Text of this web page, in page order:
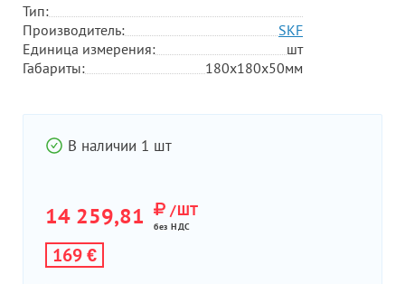
Тип:
Производитель:
SKF
Единица измерения:
шт
Габариты:
180х180х50мм
В наличии 1 шт
14 259,81 /ШТ
без НДС
169 €